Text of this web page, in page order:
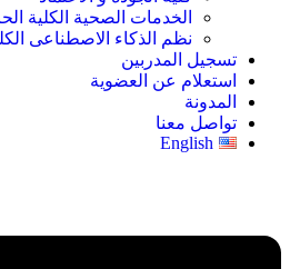
الخدمات الصحية الكلية
نظم الذكاء الاصطناعى
تسجيل المدربين
استعلام عن العضوية
المدونة
تواصل معنا
English